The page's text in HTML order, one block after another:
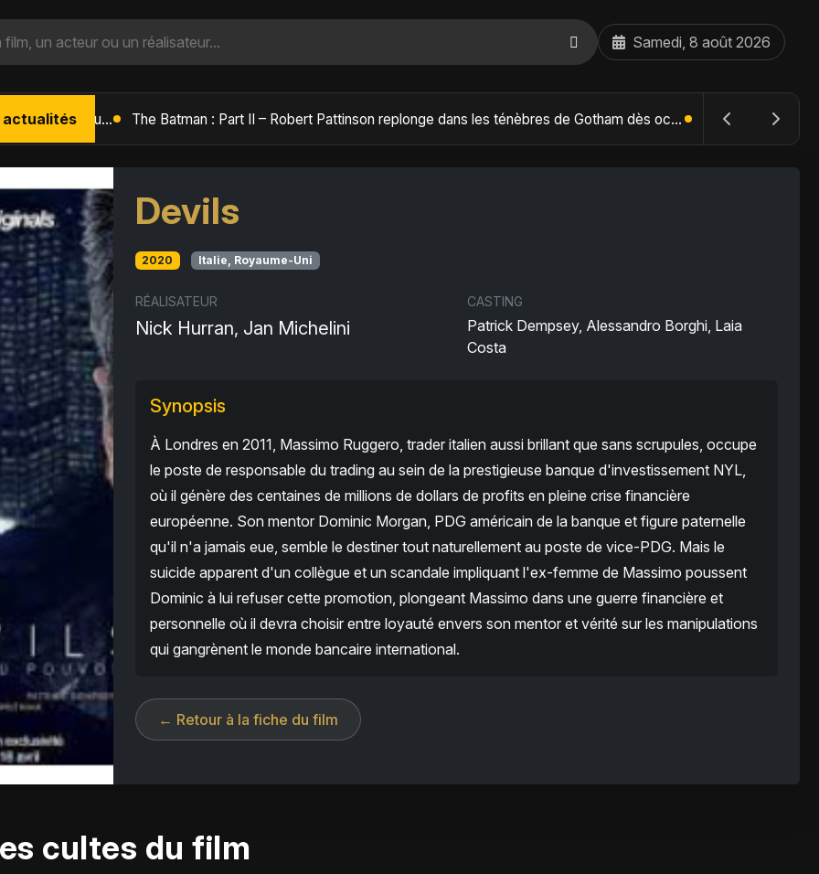
Samedi, 8 août 2026
actualités L'Âge de Glace : Le Réveil du Volcan – Manny, Sid et Diego de retour pour une aventure explosive The Batman : Part II – Robert Pattinson replonge dans les ténèbres de Gotham dès octobre 2027
Devils
2020 Italie, Royaume-Uni
RÉALISATEUR
Nick Hurran, Jan Michelini
CASTING
Patrick Dempsey, Alessandro Borghi, Laia
Costa
Synopsis
À Londres en 2011, Massimo Ruggero, trader italien aussi brillant que sans scrupules, occupe
le poste de responsable du trading au sein de la prestigieuse banque d'investissement NYL,
où il génère des centaines de millions de dollars de profits en pleine crise financière
européenne. Son mentor Dominic Morgan, PDG américain de la banque et figure paternelle
qu'il n'a jamais eue, semble le destiner tout naturellement au poste de vice-PDG. Mais le
suicide apparent d'un collègue et un scandale impliquant l'ex-femme de Massimo poussent
Dominic à lui refuser cette promotion, plongeant Massimo dans une guerre financière et
personnelle où il devra choisir entre loyauté envers son mentor et vérité sur les manipulations
qui gangrènent le monde bancaire international.
← Retour à la fiche du film
cultes du film